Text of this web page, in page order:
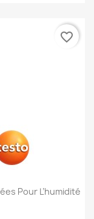
Pour L’humidité
favorite_border